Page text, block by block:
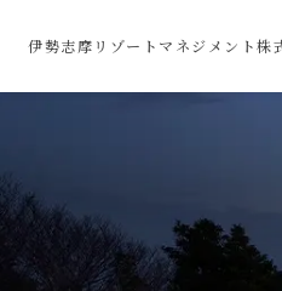
伊勢志摩リゾートマネジメント株